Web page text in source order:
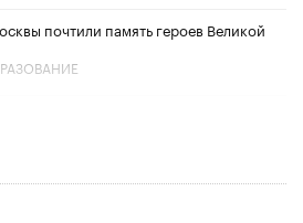
почтили память героев Великой